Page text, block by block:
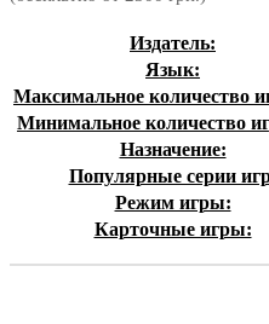
Издатель:
Язык:
Максимальное количество
Минимальное количество
Назначение:
Популярные серии
Режим игры:
Карточные игры: